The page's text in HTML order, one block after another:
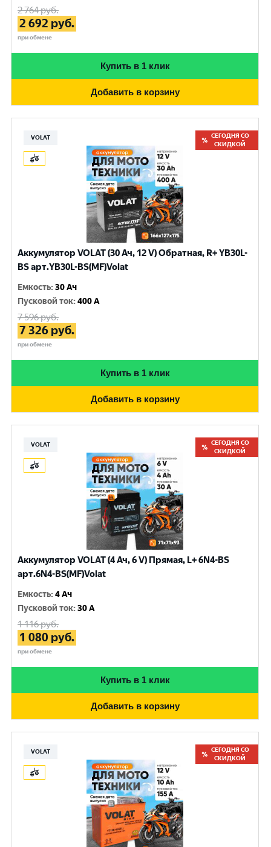
2 764руб.
2 692 руб.
при обмене
Купить в 1 клик
Добавить в корзину
VOLAT
СЕГОДНЯ СО
СКИДКОЙ
Аккумулятор VOLAT (30 Ач, 12 V) Обратная, R+ YB30L-
BS арт.YB30L-BS(MF)Volat
Емкость:30 Ач
Пусковой ток:400 A
7 596руб.
7 326 руб.
при обмене
Купить в 1 клик
Добавить в корзину
VOLAT
СЕГОДНЯ СО
СКИДКОЙ
Аккумулятор VOLAT (4 Ач, 6 V) Прямая, L+ 6N4-BS
арт.6N4-BS(MF)Volat
Емкость:4 Ач
Пусковой ток:30 A
1 116руб.
1 080 руб.
при обмене
Купить в 1 клик
Добавить в корзину
VOLAT
СЕГОДНЯ СО
СКИДКОЙ